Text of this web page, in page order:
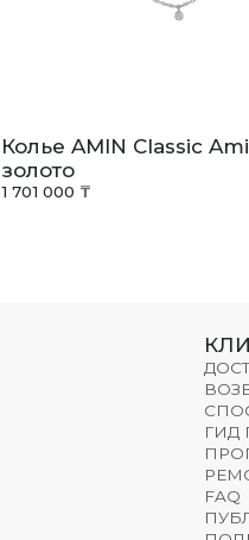
Колье AMIN Classic
золото
1 701 000 ₸
ГИД
FAQ